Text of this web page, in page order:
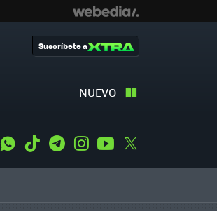
NUEVO
Suscríbete a
WhatsApp
Tiktok TelegramInstagramYoutube